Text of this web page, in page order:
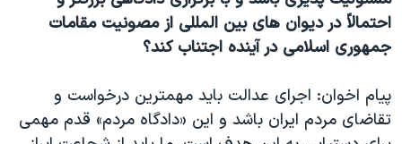
احتمالاً در دیوان های بین المللی از مصونیت مقامات
جمهوری اسلامی در آینده اجتناب کند؟
پیام اخوان: اجرای عدالت باید مهمترین درخواست و
تقاضای مردم ایران باشد و این «دادگاه مردم» قدم مهمی